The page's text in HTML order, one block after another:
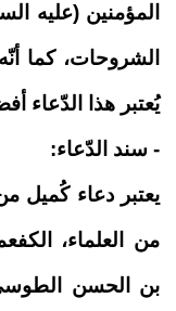
المؤمنين (عليه
الشروحات، كما
يُعتبر هذا الدّعاء
- سند الدّعاء:
يعتبر دعاء كُميل
من العلماء،
بن الحسن